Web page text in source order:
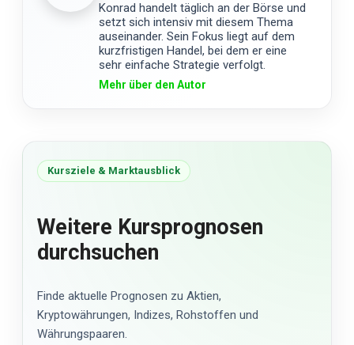
Konrad handelt täglich an der Börse und
setzt sich intensiv mit diesem Thema
auseinander. Sein Fokus liegt auf dem
kurzfristigen Handel, bei dem er eine
sehr einfache Strategie verfolgt.
Mehr über den Autor
Kursziele & Marktausblick
Weitere Kursprognosen
durchsuchen
Finde aktuelle Prognosen zu Aktien,
Kryptowährungen, Indizes, Rohstoffen und
Währungspaaren.